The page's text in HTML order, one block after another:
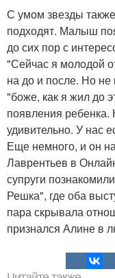
С умом звезды
подходят. Малыш
до сих пор с
"Сейчас я молодой
на до и после. Но не
"боже, как я жил до
появления ребенка.
удивительно. У нас
Еще немного, и он
Лаврентьев в
супруги
Решка", где оба
пара скрывала
признался Алине в